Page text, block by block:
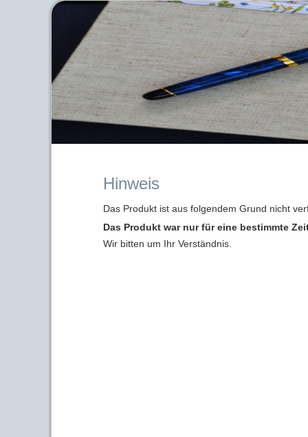
Hinweis
Das Produkt ist aus folgendem Grund nicht
Das Produkt war nur für eine bestimmte
Wir bitten um Ihr Verständnis.